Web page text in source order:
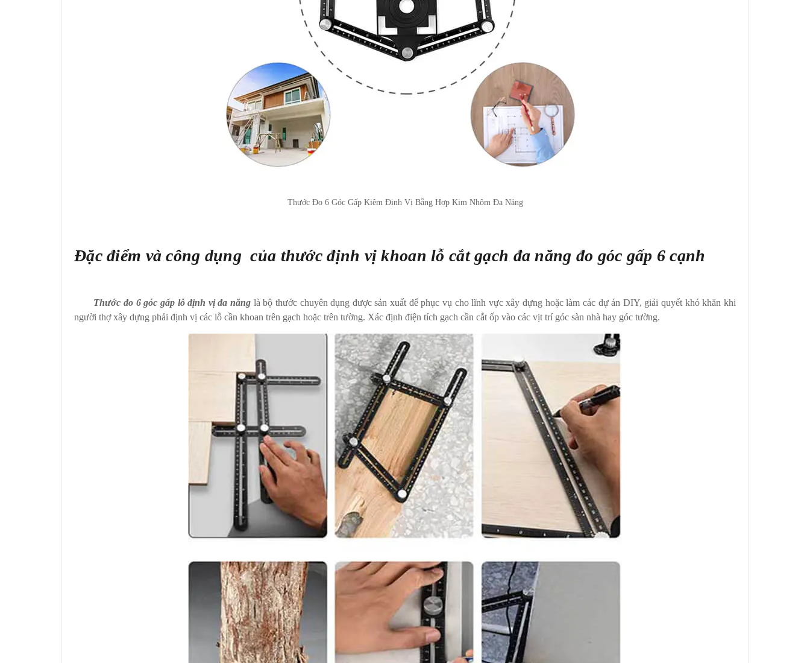
Thước Đo 6 Góc Gấp Kiêm Định Vị Bằng Hợp Kim Nhôm Đa Năng
Đặc điểm và công dụng của thước định vị khoan lỗ cắt gạch đa năng đo góc gấp 6 cạnh
Thước đo 6 góc gấp lỗ định vị đa năng là bộ thước chuyên dụng được sản xuất để phục vụ cho lĩnh vực xây dựng hoặc làm các dự án DIY, giải quyết khó khăn khi
người thợ xây dựng phải định vị các lỗ cần khoan trên gạch hoặc trên tường. Xác định điện tích gạch cần cắt ốp vào các vịt trí góc sàn nhà hay góc tường.